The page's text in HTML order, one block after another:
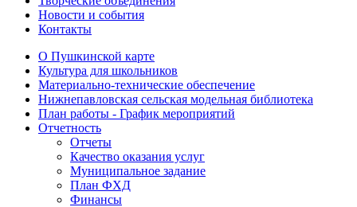
Новости и события
Контакты
О Пушкинской карте
Культура для школьников
Материально-технические обеспечение
Нижнепавловская сельская модельная библиотека
План работы - График мероприятий
Отчетность
Отчеты
Качество оказания услуг
Муниципальное задание
План ФХД
Финансы